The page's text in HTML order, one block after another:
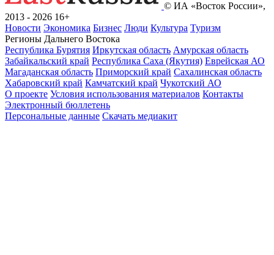
© ИА «Восток России»,
2013 - 2026 16+
Новости Экономика Бизнес Люди Культура Туризм
Регионы Дальнего Востока
Республика Бурятия Иркутская область Амурская область
Забайкальский край Республика Саха (Якутия) Еврейская АО
Магаданская область Приморский край Сахалинская область
Хабаровский край Камчатский край Чукотский АО
О проекте Условия использования материалов Контакты
Электронный бюллетень
Персональные данные Скачать медиакит